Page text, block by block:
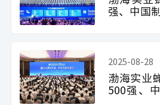
强、中国
2025-08-28
渤海实业
500强、